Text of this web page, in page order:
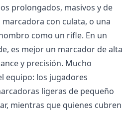
prolongados, masivos y de
con culata, o una
como un rifle. En un
es mejor un marcador de alta
y precisión. Mucho
equipo: los jugadores
ligeras de pequeño
mientras que quienes cubren